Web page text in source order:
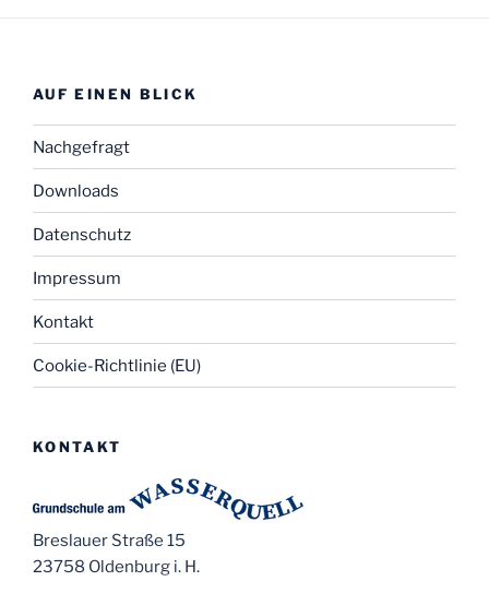
AUF EINEN BLICK
Nachgefragt
Downloads
Datenschutz
Impressum
Kontakt
Cookie-Richtlinie (EU)
KONTAKT
Breslauer Straße 15
23758 Oldenburg i. H.